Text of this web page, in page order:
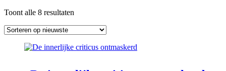
Toont alle 8 resultaten
nieuwste